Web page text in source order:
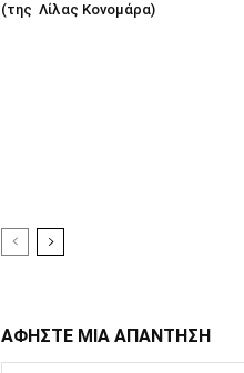
(της Λίλας Κονομάρα)
ΑΦΗΣΤΕ ΜΙΑ ΑΠΑΝΤΗΣΗ